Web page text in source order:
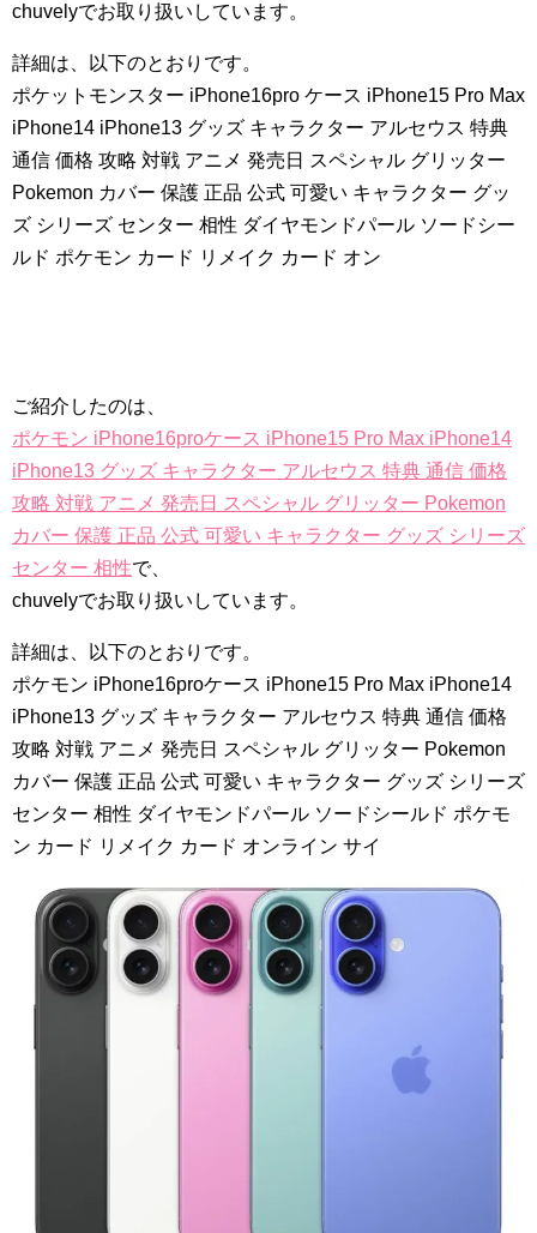
chuvelyでお取り扱いしています。
詳細は、以下のとおりです。
ポケットモンスター iPhone16pro ケース iPhone15 Pro Max
iPhone14 iPhone13 グッズ キャラクター アルセウス 特典
通信 価格 攻略 対戦 アニメ 発売日 スペシャル グリッター
Pokemon カバー 保護 正品 公式 可愛い キャラクター グッ
ズ シリーズ センター 相性 ダイヤモンドパール ソードシー
ルド ポケモン カード リメイク カード オン
ご紹介したのは、
ポケモン iPhone16proケース iPhone15 Pro Max iPhone14
iPhone13 グッズ キャラクター アルセウス 特典 通信 価格
攻略 対戦 アニメ 発売日 スペシャル グリッター Pokemon
カバー 保護 正品 公式 可愛い キャラクター グッズ シリーズ
センター 相性で、
chuvelyでお取り扱いしています。
詳細は、以下のとおりです。
ポケモン iPhone16proケース iPhone15 Pro Max iPhone14
iPhone13 グッズ キャラクター アルセウス 特典 通信 価格
攻略 対戦 アニメ 発売日 スペシャル グリッター Pokemon
カバー 保護 正品 公式 可愛い キャラクター グッズ シリーズ
センター 相性 ダイヤモンドパール ソードシールド ポケモ
ン カード リメイク カード オンライン サイ